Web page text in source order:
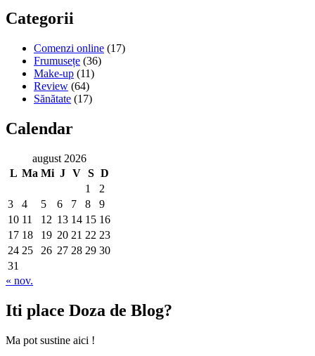
Categorii
Comenzi online (17)
Frumusețe (36)
Make-up (11)
Review (64)
Sănătate (17)
Calendar
august 2026
L Ma Mi J V S D
1
2
3
4 5 6 7 8
9
10 11 12 13 14 15 16
17 18 19 20 21 22 23
24 25 26 27 28 29 30
31
« nov.
Iti place Doza de Blog?
Ma pot sustine aici !